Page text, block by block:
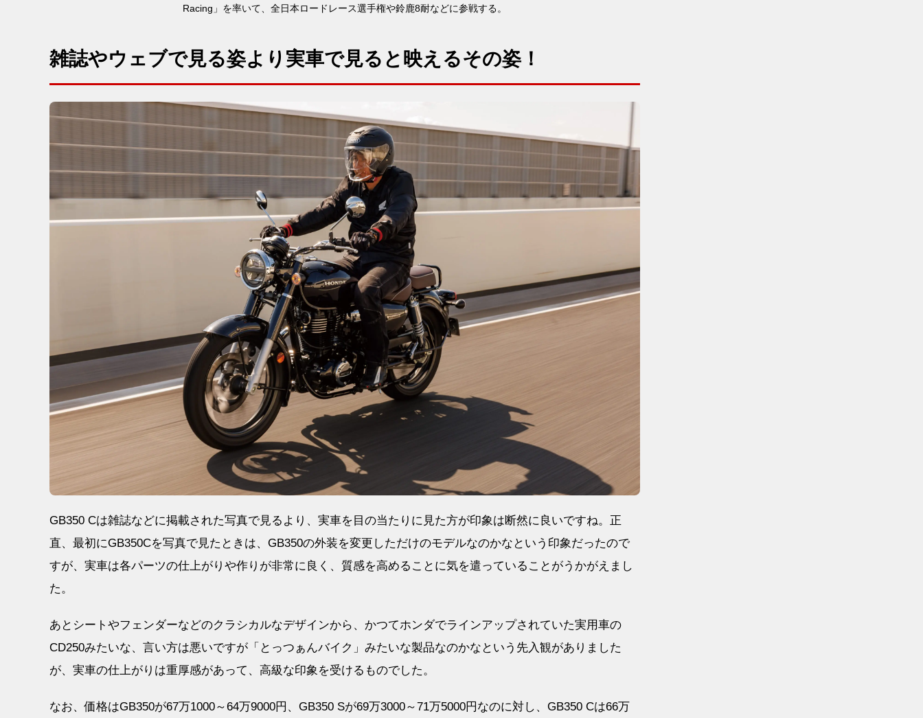
Racing」を率いて、全日本ロードレース選手権や鈴鹿8耐などに参戦する。
雑誌やウェブで見る姿より実車で見ると映えるその姿！
GB350 Cは雑誌などに掲載された写真で見るより、実車を目の当たりに見た方が印象は断然に良いですね。正
直、最初にGB350Cを写真で見たときは、GB350の外装を変更しただけのモデルなのかなという印象だったので
すが、実車は各パーツの仕上がりや作りが非常に良く、質感を高めることに気を遣っていることがうかがえまし
た。
あとシートやフェンダーなどのクラシカルなデザインから、かつてホンダでラインアップされていた実用車の
CD250みたいな、言い方は悪いですが「とっつぁんバイク」みたいな製品なのかなという先入観がありました
が、実車の仕上がりは重厚感があって、高級な印象を受けるものでした。
なお、価格はGB350が67万1000～64万9000円、GB350 Sが69万3000～71万5000円なのに対し、GB350 Cは66万